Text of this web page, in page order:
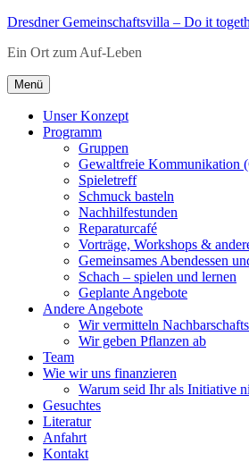
Zum
springen
Dresdner Gemeinschaftsvilla – Do it
Ein Ort zum Auf-Leben
Menü
Unser Konzept
Programm
Gruppen
Gewaltfreie Kommunikation
Spieletreff
Schmuck basteln
Nachhilfestunden
Reparaturcafé
Vorträge, Workshops &
Gemeinsames Abendessen
Schach – spielen und lernen
Geplante Angebote
Andere Angebote
Wir vermitteln
Wir geben Pflanzen ab
Team
Wie wir uns finanzieren
Warum seid Ihr als Initiative
Gesuchtes
Literatur
Anfahrt
Kontakt